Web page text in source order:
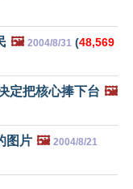
🖼️ 2004/8/31 (48,569
定把核心捧下台 🖼️
图片 🖼️ 2004/8/21